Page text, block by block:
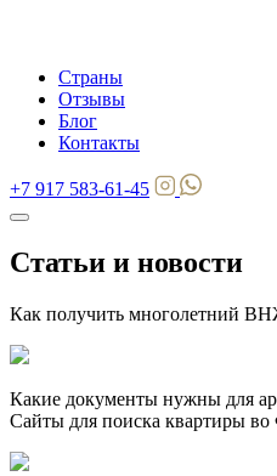
Страны
Отзывы
Блог
Контакты
+7 917 583-61-45
Статьи и новости
Как получить многолетний
Какие документы нужны для
Сайты для поиска квартиры